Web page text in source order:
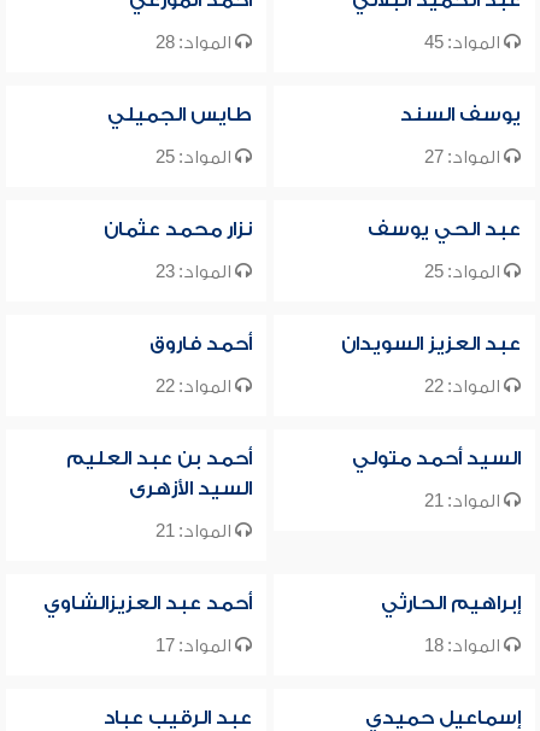
المواد: 45 المواد: 28
يوسف السند
المواد: 27
طايس الجميلي
المواد: 25
عبد الحي يوسف
المواد: 25
نزار محمد عثمان
المواد: 23
عبد العزيز السويدان
المواد: 22
أحمد فاروق
المواد: 22
السيد أحمد متولي
المواد: 21
أحمد بن عبد العليم
السيد الأزهرى
المواد: 21
إبراهيم الحارثي
المواد: 18
أحمد عبد العزيزالشاوي
المواد: 17
إسماعيل حميدي عبد الرقيب عباد